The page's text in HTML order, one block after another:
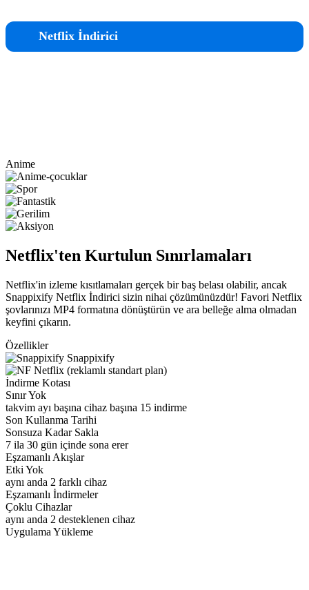
Netflix İndirici
Anime
Netflix'ten Kurtulun Sınırlamaları
Netflix'in izleme kısıtlamaları gerçek bir baş belası olabilir, ancak
Snappixify Netflix İndirici sizin nihai çözümünüzdür! Favori Netflix
şovlarınızı MP4 formatına dönüştürün ve ara belleğe alma olmadan
keyfini çıkarın.
Özellikler
Snappixify
Netflix (reklamlı standart plan)
İndirme Kotası
Sınır Yok
takvim ayı başına cihaz başına 15 indirme
Son Kullanma Tarihi
Sonsuza Kadar Sakla
7 ila 30 gün içinde sona erer
Eşzamanlı Akışlar
Etki Yok
aynı anda 2 farklı cihaz
Eşzamanlı İndirmeler
Çoklu Cihazlar
aynı anda 2 desteklenen cihaz
Uygulama Yükleme